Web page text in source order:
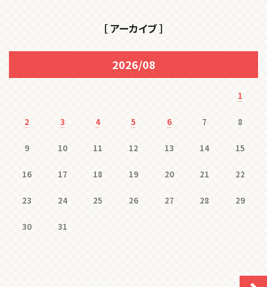
［ アーカイブ ］
2026/08
1
2 3 4 5 6 7 8
9 10 11 12 13 14 15
16 17 18 19 20 21 22
23 24 25 26 27 28 29
30 31